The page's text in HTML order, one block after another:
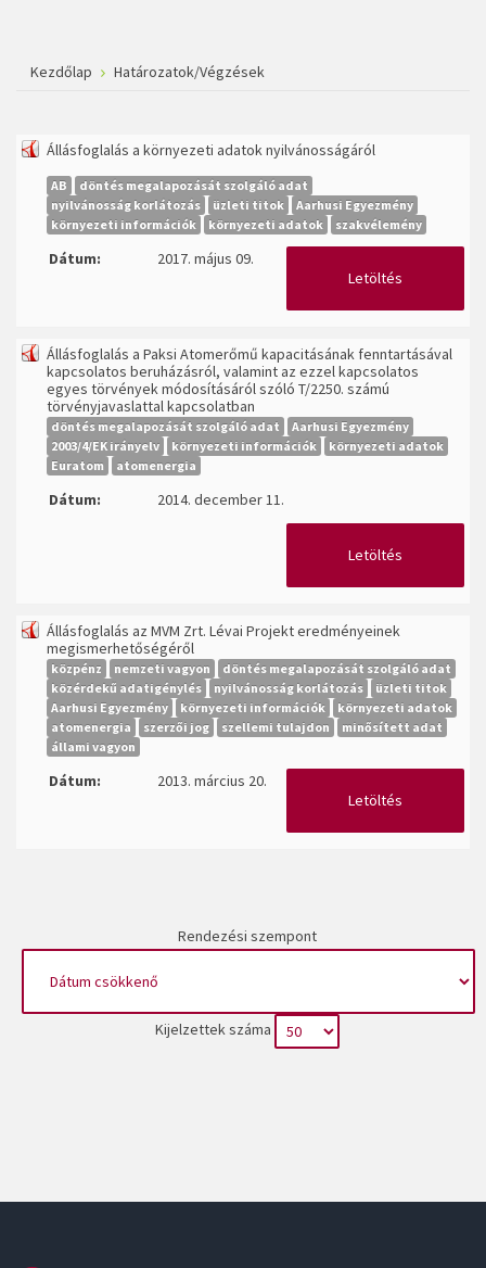
Kezdőlap Határozatok/Végzések
Állásfoglalás a környezeti adatok nyilvánosságáról
AB
döntés megalapozását szolgáló adat
nyilvánosság korlátozás
üzleti titok
Aarhusi Egyezmény
környezeti információk
környezeti adatok szakvélemény
Dátum:
2017. május 09.
Letöltés
Állásfoglalás a Paksi Atomerőmű kapacitásának fenntartásával
kapcsolatos beruházásról, valamint az ezzel kapcsolatos
egyes törvények módosításáról szóló T/2250. számú
törvényjavaslattal kapcsolatban
döntés megalapozását szolgáló adat
Aarhusi Egyezmény
2003/4/EK irányelv
környezeti információk
környezeti adatok
Euratom
atomenergia
Dátum: 2014. december 11.
Letöltés
Állásfoglalás az MVM Zrt. Lévai Projekt eredményeinek
megismerhetőségéről
közpénz nemzeti vagyon
döntés megalapozását szolgáló adat
közérdekű adatigénylés
nyilvánosság korlátozás
üzleti titok
Aarhusi Egyezmény
környezeti információk
környezeti adatok
atomenergia
szerzői jog szellemi tulajdon
minősített adat
állami vagyon
Dátum:
2013. március 20.
Letöltés
Rendezési szempont
Kijelzettek száma